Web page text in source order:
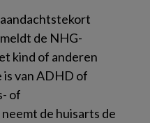
de NHG-
kind of anderen
is van ADHD of
of
de huisarts de